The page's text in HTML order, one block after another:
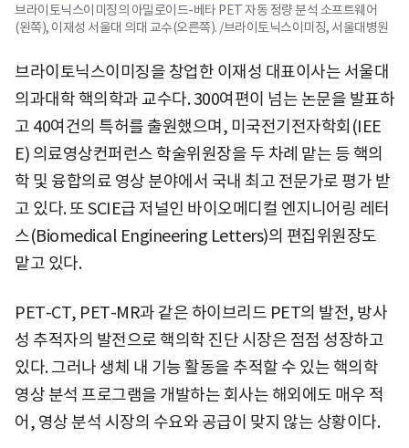
브라이토닉스이미징의 아밀로이드-베타 PET 자동 정량 분석 소프트웨어
(왼쪽), 이재성 서울대 의대 교수(오른쪽). /브라이토닉스이미징, 서울대병원
브라이토닉스이미징을 창업한 이재성 대표이사는 서울대
의과대학 핵의학과 교수다. 300여편이 넘는 논문을 발표하
고 40여건의 특허를 출원했으며, 미국전기전자학회(IEE
E) 의료영상컨퍼런스 학술위원장을 두 차례 맡는 등 핵의
학 및 융합의료 영상 분야에서 국내 최고 전문가로 평가 받
고 있다. 또 SCIE급 저널인 바이오메디컬 엔지니어링 레터
스(Biomedical Engineering Letters)의 편집위원장도
맡고 있다.
PET-CT, PET-MR과 같은 하이브리드 PET의 발전, 방사
성 추적자의 발전으로 핵의학 진단 시장은 점점 성장하고
있다. 그러나 생체 내 기능 활동을 추적할 수 있는 핵의학
영상 분석 프로그램을 개발하는 회사는 해외에도 매우 적
어, 영상 분석 시장의 수요와 공급이 맞지 않는 상황이다.